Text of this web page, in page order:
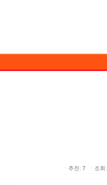
ㆍ추천: 7 ㆍ조회